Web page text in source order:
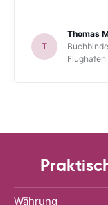
T
Thomas
Flughafen
Währung